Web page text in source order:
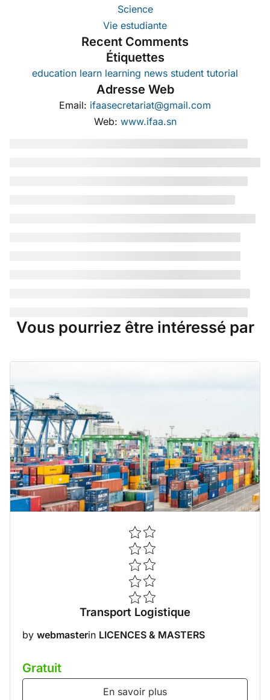
Science
Vie estudiante
Recent Comments
Étiquettes
education learn learning news student tutorial
Adresse Web
Email: ifaasecretariat@gmail.com
Web: www.ifaa.sn
Vous pourriez être intéressé par
Transport Logistique
by webmasterin LICENCES & MASTERS
Gratuit
En savoir plus